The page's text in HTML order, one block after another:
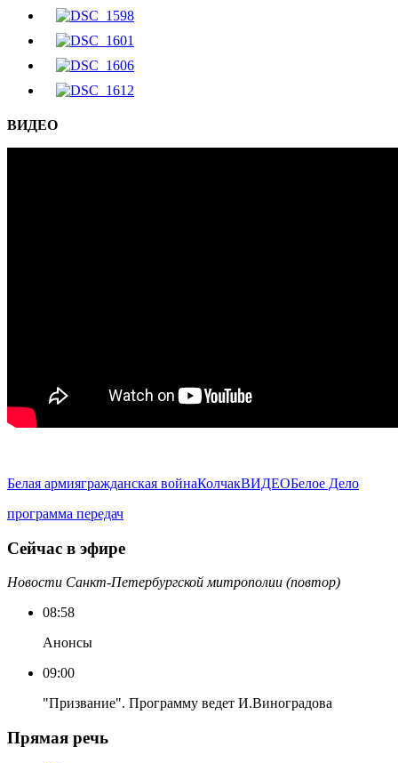
ВИДЕО
Белая армиягражданская войнаКолчакВИДЕОБелое Дело
программа передач
Сейчас в эфире
Новости Санкт-Петербургской митрополии (повтор)
08:58
Анонсы
09:00
"Призвание". Программу ведет И.Виноградова
Прямая речь